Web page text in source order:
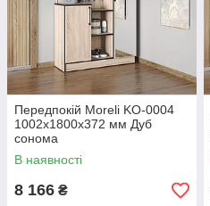
Передпокій Moreli KO-0004
1002x1800x372 мм Дуб
сонома
В наявності
8 166 ₴